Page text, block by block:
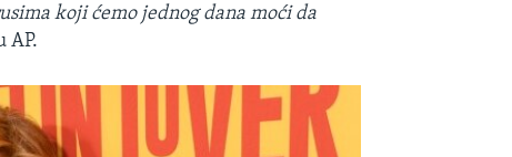
koji ćemo jednog dana moći da
AP.